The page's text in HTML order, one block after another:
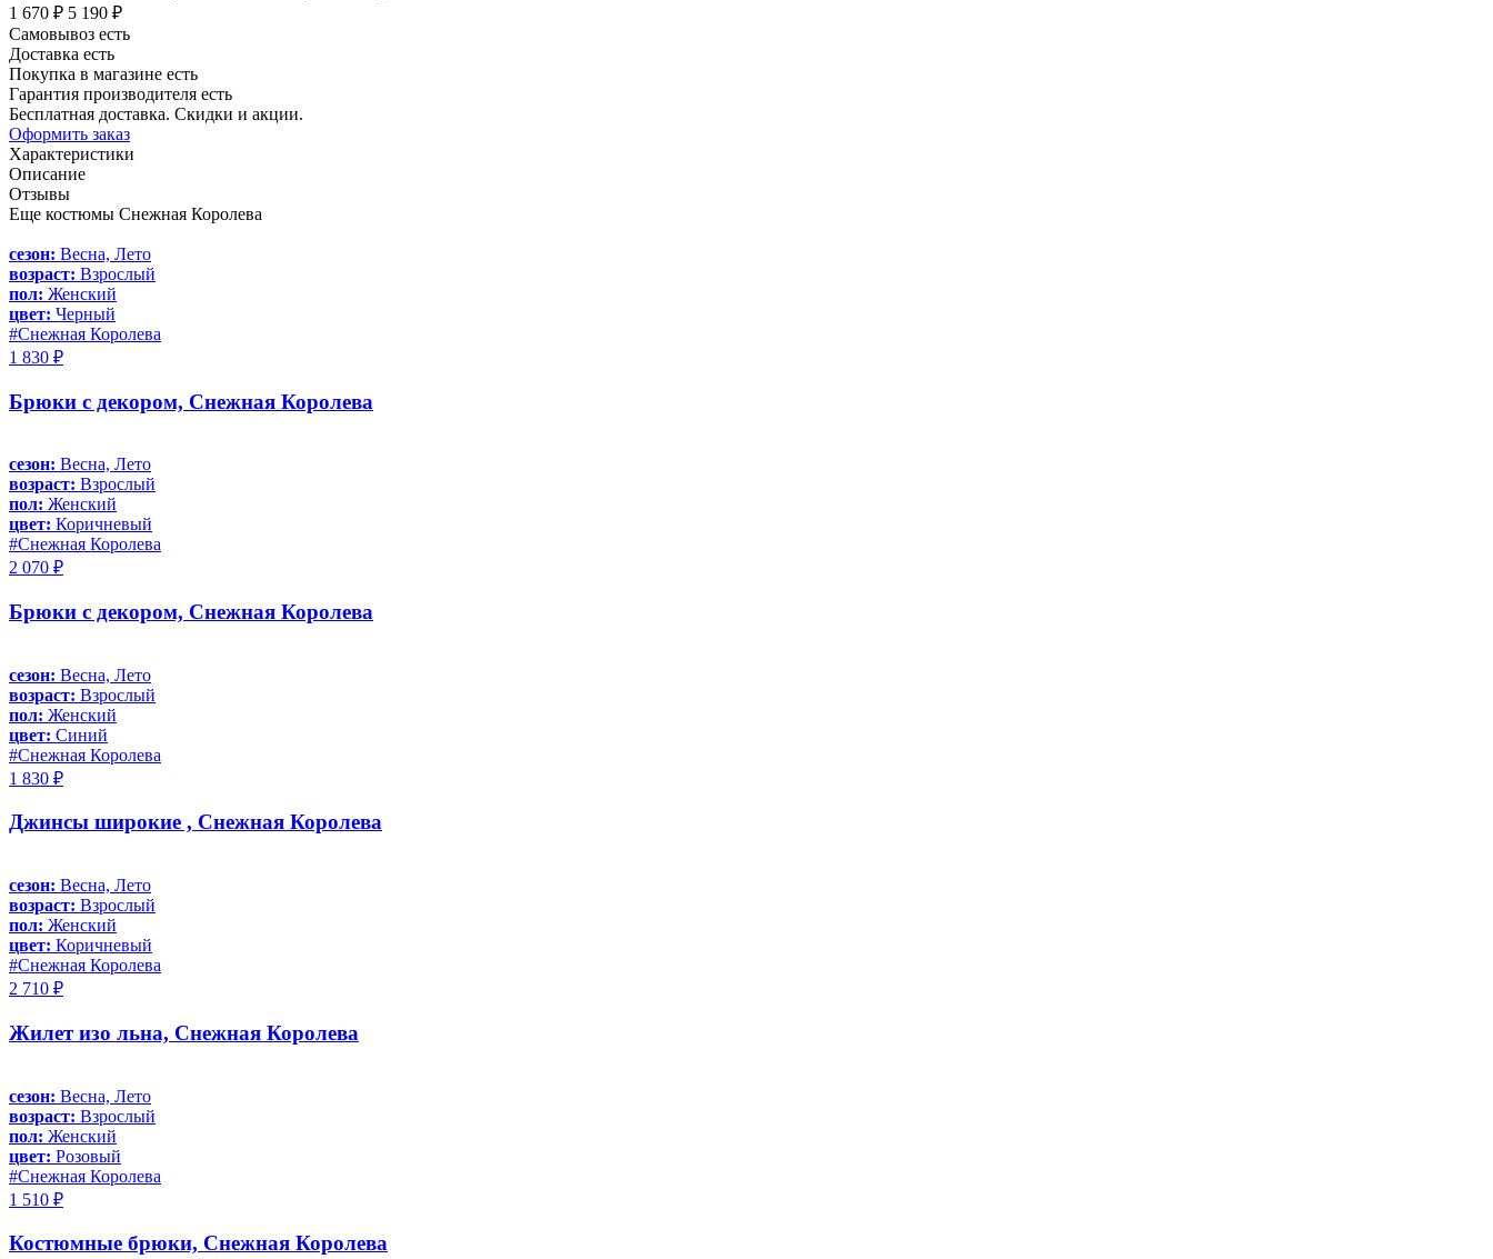
1 670 ₽ 5 190 ₽
Самовывоз есть
Доставка есть
Покупка в магазине есть
Гарантия производителя есть
Бесплатная доставка. Скидки и акции.
Оформить заказ
Характеристики
Описание
Отзывы
Еще костюмы Снежная Королева
сезон: Весна, Лето
возраст: Взрослый
пол: Женский
цвет: Черный
#Снежная Королева
1 830 ₽
Брюки с декором, Снежная Королева
сезон: Весна, Лето
возраст: Взрослый
пол: Женский
цвет: Коричневый
#Снежная Королева
2 070 ₽
Брюки с декором, Снежная Королева
сезон: Весна, Лето
возраст: Взрослый
пол: Женский
цвет: Синий
#Снежная Королева
1 830 ₽
Джинсы широкие , Снежная Королева
сезон: Весна, Лето
возраст: Взрослый
пол: Женский
цвет: Коричневый
#Снежная Королева
2 710 ₽
Жилет изо льна, Снежная Королева
сезон: Весна, Лето
возраст: Взрослый
пол: Женский
цвет: Розовый
#Снежная Королева
1 510 ₽
Костюмные брюки, Снежная Королева